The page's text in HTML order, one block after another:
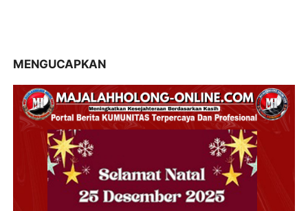
MENGUCAPKAN